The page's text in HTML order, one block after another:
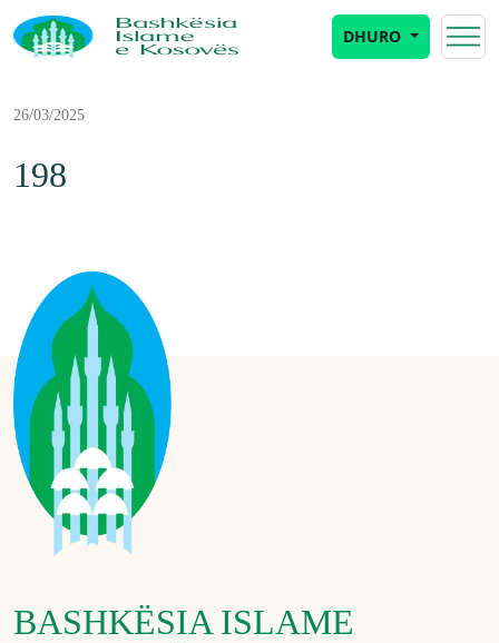
DHURO
26/03/2025
198
BASHKËSIA ISLAME